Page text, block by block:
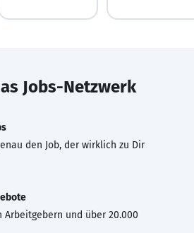
Jobs-Netzwerk
den Job, der wirklich zu Dir
Arbeitgebern und über 20.000